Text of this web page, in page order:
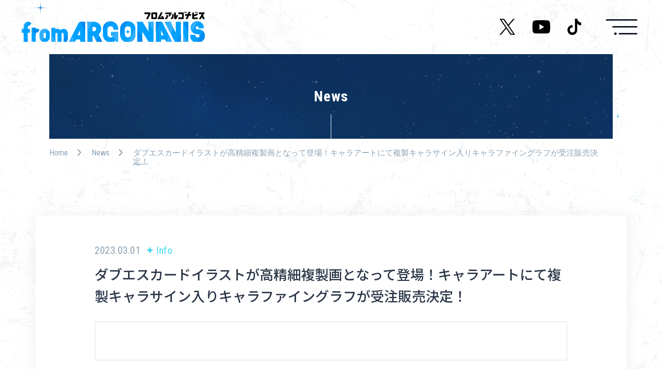
News
Live/Event
Character
Cast
About
News
Home News
ダブエスカードイラストが高精細複製画となって登場！キャラアートにて複製キャラサイン入りキャラファイングラフが受注販売決
定！
2023.03.01 Info
ダブエスカードイラストが高精細複製画となって登場！キャラアートにて複
製キャラサイン入りキャラファイングラフが受注販売決定！